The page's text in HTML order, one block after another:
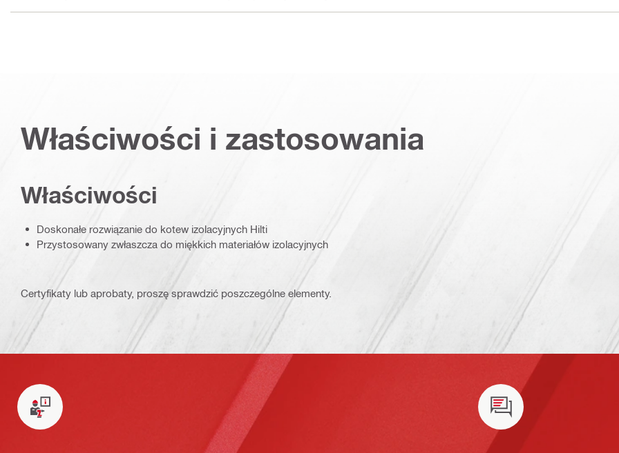
Właściwości i zastosowania
Właściwości
Doskonałe rozwiązanie do kotew izolacyjnych Hilti
Przystosowany zwłaszcza do miękkich materiałów izolacyjnych
Certyfikaty lub aprobaty, proszę sprawdzić poszczególne elementy.